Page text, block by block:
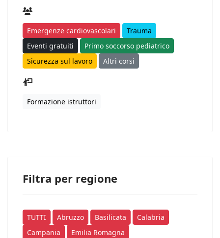
Emergenze cardiovascolari
Trauma
Eventi gratuiti
Primo soccorso pediatrico
Sicurezza sul lavoro
Altri corsi
Formazione istruttori
Filtra per regione
TUTTI Abruzzo Basilicata
Calabria
Campania
Emilia Romagna